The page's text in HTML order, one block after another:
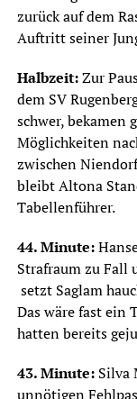
zurück auf dem
Auftritt seiner
Halbzeit:Zur
dem SV
schwer, bekamen
Möglichkeiten
zwischen
bleibt Altona
Tabellenführer.
44. Minute:
Strafraum zu Fall
setzt Saglam
Das wäre fast ein
hatten bereits
43. Minute: Silva
unnötigen